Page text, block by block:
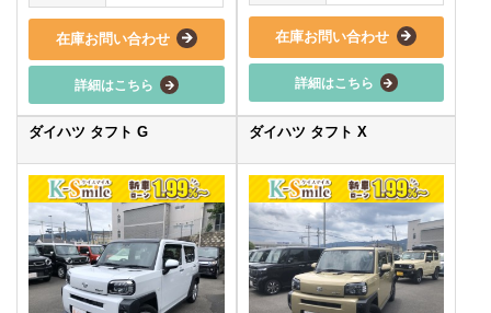
在庫お問い合わせ
詳細はこちら
在庫お問い合わせ
詳細はこちら
ダイハツ タフト G ダイハツ タフト X